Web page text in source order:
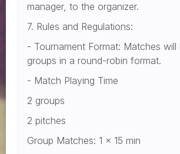
manager, to the organizer.
7. Rules and Regulations:
- Tournament Format: Matches will
groups in a round-robin format.
- Match Playing Time
2 groups
2 pitches
Group Matches: 1 x 15 min